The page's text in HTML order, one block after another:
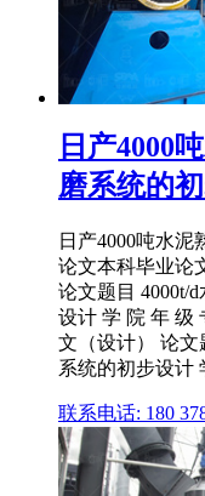
日产4000
磨系统的
日产4000吨水
论文本科毕业论
论文题目 4000t/
设计 学 院 年 级
文（设计） 论文
系统的初步设计
联系电话: 180